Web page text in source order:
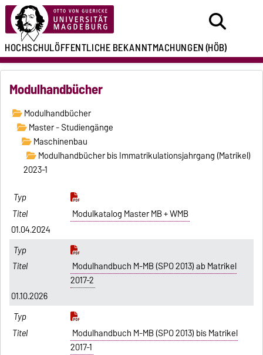
HOCHSCHULÖFFENTLICHEBEKANNTMACHUNGEN(HÖB)
Modulhandbücher
Modulhandbücher
Master - Studiengänge
Maschinenbau
Modulhandbücher bis Immatrikulationsjahrgang (Matrikel)
2023-1
Modulkatalog Master MB + WMB
01.04.2024
Modulhandbuch M-MB (SPO 2013) ab Matrikel
2017-2
01.10.2026
Modulhandbuch M-MB (SPO 2013) bis Matrikel
2017-1